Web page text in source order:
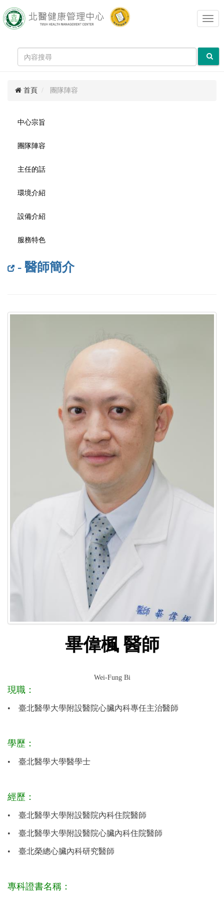
首頁 團隊陣容
中心宗旨
團隊陣容
主任的話
環境介紹
設備介紹
服務特色
- 醫師簡介
畢偉楓 醫師
Wei-Fung Bi
現職：
• 臺北醫學大學附設醫院心臟內科專任主治醫師
學歷：
• 臺北醫學大學醫學士
經歷：
• 臺北醫學大學附設醫院內科住院醫師
• 臺北醫學大學附設醫院心臟內科住院醫師
• 臺北榮總心臟內科研究醫師
專科證書名稱 ：